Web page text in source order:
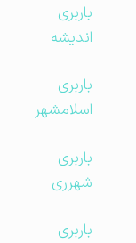
باربری
اندیشه
باربری
اسلامشهر
باربری
شهرری
باربری